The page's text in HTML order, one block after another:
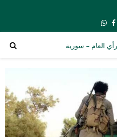
Facebook
Whatsapp